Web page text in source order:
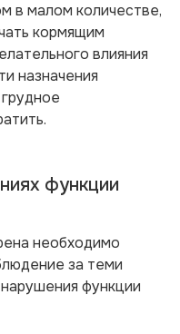
в малом количестве,
кормящим
влияния
назначения
функции
необходимо
за теми
функции